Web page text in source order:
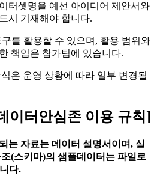
터셋명을 예선 아이디어 제안서와
시 기재해야 합니다.
를 활용할 수 있으며, 활용 범위와
책임은 참가팀에 있습니다.
은 운영 상황에 따라 일부 변경될
이터안심존 이용 규칙]
는 자료는 데이터 설명서이며, 실
(스키마)의 샘플데이터는 파일로
다.